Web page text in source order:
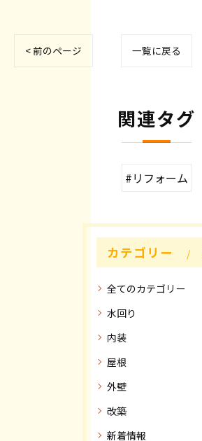
< 前のページ 一覧に戻る
関連タグ
#リフォーム
カテゴリー
全てのカテゴリー
水回り
内装
屋根
外壁
改築
新着情報